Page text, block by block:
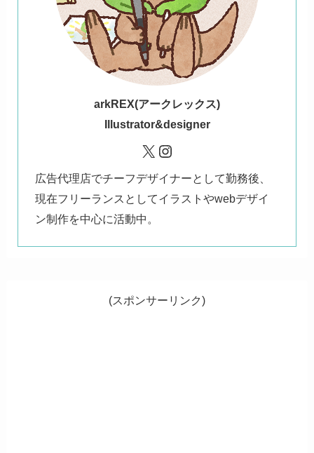
arkREX(アークレックス)
Illustrator&designer
X Instagram
広告代理店でチーフデザイナーとして勤務後、
現在フリーランスとしてイラストやwebデザイ
ン制作を中心に活動中。
(スポンサーリンク)